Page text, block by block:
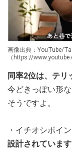
画像出典：YouTube/
（https://
同率2位は、テリ
今どきっぽい形
そうですよ。
・イチオシポイン
設計されています